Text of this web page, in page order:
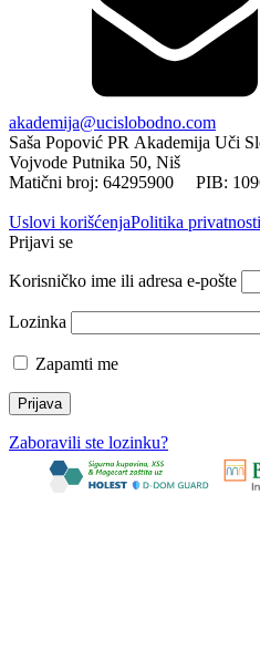
akademija@ucislobodno.com
Saša Popović PR Akademija Uči
Vojvode Putnika 50, Niš
Matični broj: 64295900 PIB:
Uslovi korišćenjaPolitika privatnosti
Prijavi se
Korisničko ime ili adresa e-pošte
Lozinka
Zapamti me
Zaboravili ste lozinku?